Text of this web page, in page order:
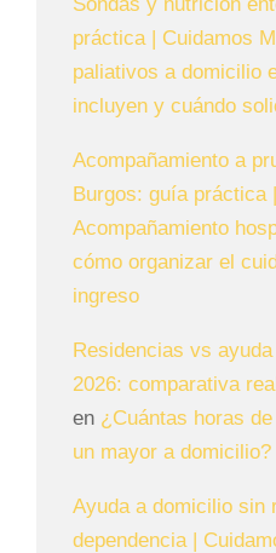
práctica | Cuidamos
paliativos a domicilio
incluyen y cuándo
Acompañamiento a
Burgos: guía práctica
Acompañamiento
cómo organizar el
ingreso
Residencias vs
2026: comparativa
en ¿Cuántas horas
un mayor a
Ayuda a domicilio sin
dependencia |